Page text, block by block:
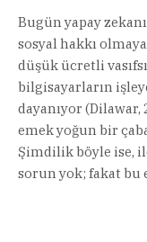
Bugün yapay
sosyal hakkı
düşük ücretli
bilgisayarların
dayanıyor
emek yoğun bir
Şimdilik böyle ise,
sorun yok; fakat bu